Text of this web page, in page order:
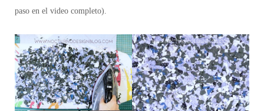
paso en el video completo).